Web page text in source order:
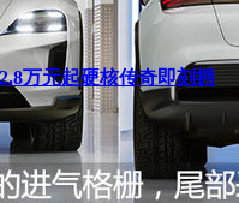
万元起硬核传奇即刻拥